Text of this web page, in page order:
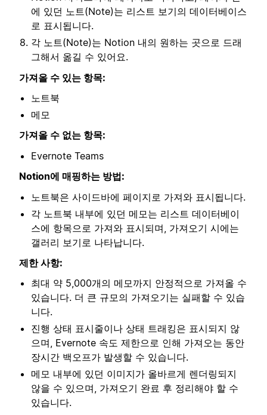
에 있던 노트(Note)는 리스트 보기의 데이터베이스
로 표시됩니다.
각 노트(Note)는 Notion 내의 원하는 곳으로 드래
그해서 옮길 수 있어요.
가져올 수 있는 항목:
노트북
메모
가져올 수 없는 항목:
Evernote Teams
Notion에 매핑하는 방법:
노트북은 사이드바에 페이지로 가져와 표시됩니다.
각 노트북 내부에 있던 메모는 리스트 데이터베이
스에 항목으로 가져와 표시되며, 가져오기 시에는
갤러리 보기로 나타납니다.
제한 사항:
최대 약 5,000개의 메모까지 안정적으로 가져올 수
있습니다. 더 큰 규모의 가져오기는 실패할 수 있습
니다.
진행 상태 표시줄이나 상태 트래킹은 표시되지 않
으며, Evernote 속도 제한으로 인해 가져오는 동안
장시간 백오프가 발생할 수 있습니다.
메모 내부에 있던 이미지가 올바르게 렌더링되지
않을 수 있으며, 가져오기 완료 후 정리해야 할 수
있습니다.